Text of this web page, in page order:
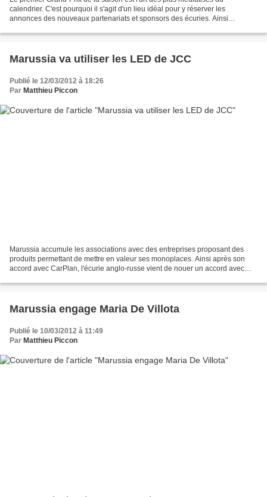
calendrier. C'est pourquoi il s'agit d'un lieu idéal pour y réserver les
annonces des nouveaux partenariats et sponsors des écuries. Ainsi
Marussia va utiliser les LED de JCC
Publié le 12/03/2012 à 18:26
Par Matthieu Piccon
Marussia accumule les associations avec des entreprises proposant des
produits permettant de mettre en valeur ses monoplaces. Ainsi après son
accord avec CarPlan, l'écurie anglo-russe vient de nouer un accord avec
Marussia engage Maria De Villota
Publié le 10/03/2012 à 11:49
Par Matthieu Piccon